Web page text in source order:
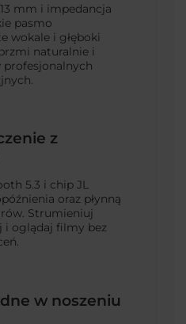
mm i impedancja
pasmo
wokale i głęboki
naturalnie i
profesjonalnych
z
5.3 i chip JL
oraz płynną
Strumieniuj
i oglądaj filmy bez
w noszeniu